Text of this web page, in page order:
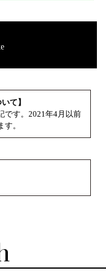
て】
です。2021年4月以前
。